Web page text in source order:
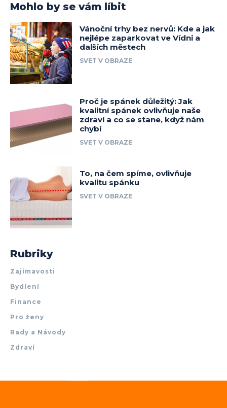
Mohlo by se vám líbit
Vánoční trhy bez nervů: Kde a jak
nejlépe zaparkovat ve Vídni a
dalších městech
SVET V OBRAZE
Proč je spánek důležitý: Jak
kvalitní spánek ovlivňuje naše
zdraví a co se stane, když nám
chybí
SVET V OBRAZE
To, na čem spíme, ovlivňuje
kvalitu spánku
SVET V OBRAZE
Rubriky
Zajímavosti
Bydlení
Finance
Pro ženy
Rady a Návody
Zdraví